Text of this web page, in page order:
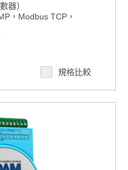
器）
，Modbus TCP，
規格比較